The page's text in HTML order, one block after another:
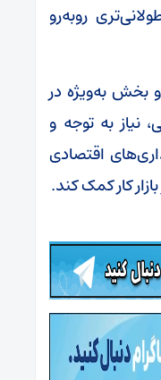
روبه‌رو
بخش به‌ویژه در
نیاز به توجه و
اقتصادی
کار کمک کند.